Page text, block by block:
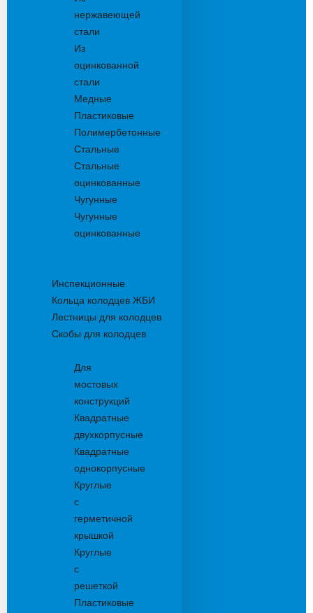
нержавеющей
стали
Из
оцинкованной
стали
Медные
Пластиковые
Полимербетонные
Стальные
Стальные
оцинкованные
Чугунные
Чугунные
оцинкованные
Инспекционные
Кольца колодцев ЖБИ
Лестницы для колодцев
Скобы для колодцев
Для
мостовых
конструкций
Квадратные
двухкорпусные
Квадратные
однокорпусные
Круглые
с
герметичной
крышкой
Круглые
с
решеткой
Пластиковые